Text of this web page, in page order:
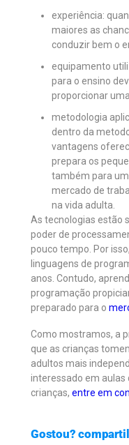
experiência:
maiores as
conduzir bem o
equipamento
para o ensino
proporcionar
metodologia
dentro da
vantagens
prepara os
também para
mercado de
na vida adulta.
As tecnologias estão
poder de
pouco tempo. Por
linguagens de
anos. Contudo,
programação
preparado para o
Como mostramos, a
que as crianças
adultos mais
interessado em aulas
crianças, entre em
Gostou?